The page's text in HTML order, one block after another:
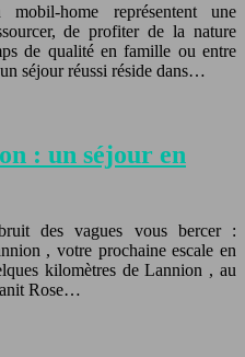
home représentent une
de profiter de la nature
de qualité en famille ou entre
séjour réussi réside dans…
: un séjour en
des vagues vous bercer :
, votre prochaine escale en
kilomètres de Lannion , au
Rose…